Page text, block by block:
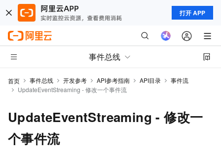
打开 APP
事件总线
首页 事件总线 开发参考 API参考指南 API目录
事件流
UpdateEventStreaming - 修改一个事件流
UpdateEventStreaming - 修改一
个事件流